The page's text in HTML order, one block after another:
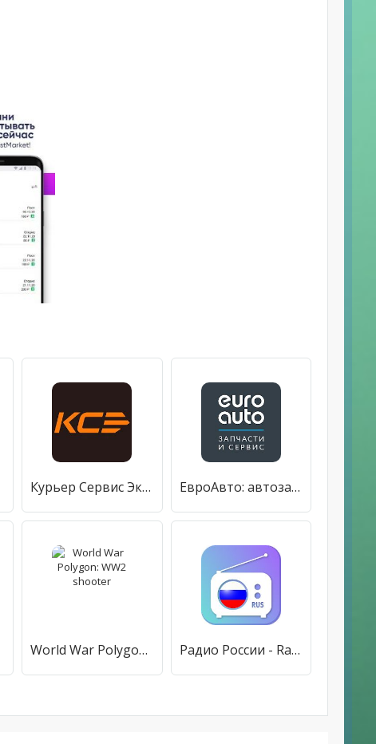
Курьер Сервис Экспресс ЕвроАвто: автозапчасти, сервис
World War Polygon: WW2 shooter Радио России - Radio FM Russia